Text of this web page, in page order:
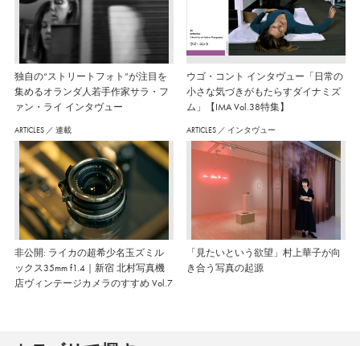
独自の“ストリートフォト”が注目を
集めるオランダ人若手作家サラ・フ
ァン・ライ インタヴュー
ウゴ・コント インタヴュー「日常の
小さな気づきがもたらすダイナミズ
ム」【IMA Vol.38特集】
ARTICLES ／ 連載
非公開: ライカの超希少名玉ズミル
ックス35mm f1.4｜新宿 北村写真機
店ヴィンテージカメラのすすめ Vol.7
ARTICLES ／ インタヴュー
「見たいという欲望」村上華子が向
き合う写真の起源